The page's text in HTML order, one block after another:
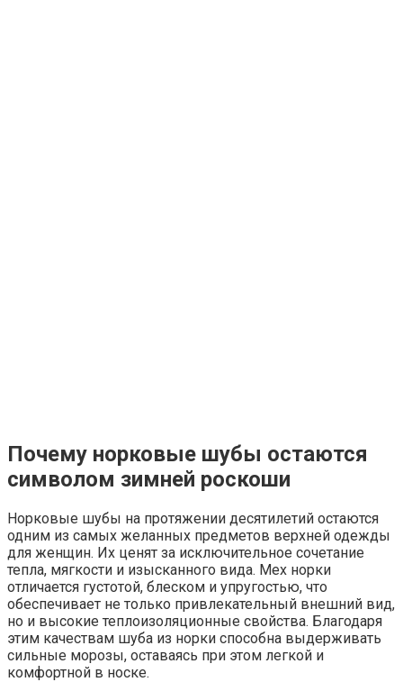
Почему норковые шубы остаются
символом зимней роскоши
Норковые шубы на протяжении десятилетий остаются
одним из самых желанных предметов верхней одежды
для женщин. Их ценят за исключительное сочетание
тепла, мягкости и изысканного вида. Мех норки
отличается густотой, блеском и упругостью, что
обеспечивает не только привлекательный внешний вид,
но и высокие теплоизоляционные свойства. Благодаря
этим качествам шуба из норки способна выдерживать
сильные морозы, оставаясь при этом легкой и
комфортной в носке.